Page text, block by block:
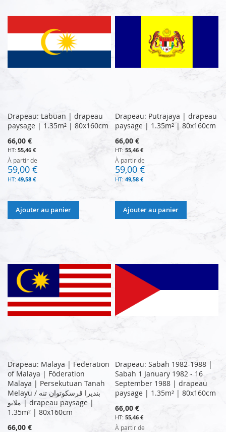
Drapeau: Labuan | drapeau
paysage | 1.35m² | 80x160cm
66,00 €
55,46 €
À partir de
59,00 €
49,58 €
Ajouter au panier
Drapeau: Putrajaya | drapeau
paysage | 1.35m² | 80x160cm
66,00 €
55,46 €
À partir de
59,00 €
49,58 €
Ajouter au panier
Drapeau: Malaya | Federation
of Malaya | Föderation
Malaya | Persekutuan Tanah
Melayu / بنديرا ڤرسكوتوان تنه
ملايو | drapeau paysage |
1.35m² | 80x160cm
66,00 €
Drapeau: Sabah 1982-1988 |
Sabah 1 January 1982 - 16
September 1988 | drapeau
paysage | 1.35m² | 80x160cm
66,00 €
55,46 €
À partir de